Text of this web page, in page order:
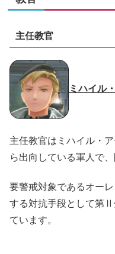
主任教官
ミハイル
主任教官はミハイル・
ら出向している軍人で、
要警戒対象であるオー
する対抗手段として第Ⅱ
ています。